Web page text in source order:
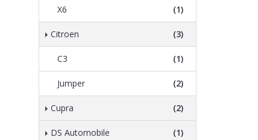
X6 (1)
Citroen (3)
C3 (1)
Jumper (2)
Cupra (2)
DS Automobile (1)